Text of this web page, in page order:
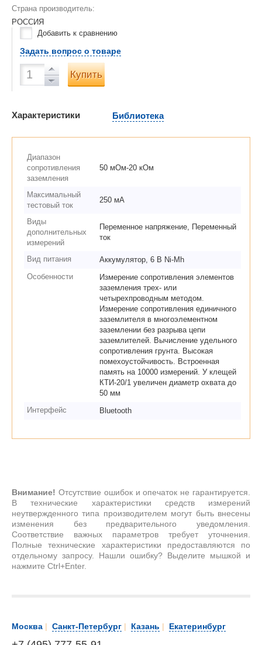
Страна производитель:
РОССИЯ
Добавить к сравнению
Задать вопрос о товаре
Купить
Характеристики Библиотека
Диапазон
сопротивления
заземления
50 мОм-20 кОм
Максимальный
тестовый ток
250 мА
Виды
дополнительных
измерений
Переменное напряжение, Переменный
ток
Вид питания
Аккумулятор, 6 В Ni-Mh
Особенности
Измерение сопротивления элементов
заземления трех- или
четырехпроводным методом.
Измерение сопротивления единичного
заземлителя в многоэлементном
заземлении без разрыва цепи
заземлителей. Вычисление удельного
сопротивления грунта. Высокая
помехоустойчивость. Встроенная
память на 10000 измерений. У клещей
КТИ-20/1 увеличен диаметр охвата до
50 мм
Интерфейс
Bluetooth
Внимание! Отсутствие ошибок и опечаток не гарантируется.
В технические характеристики средств измерений
неутвержденного типа производителем могут быть внесены
изменения без предварительного уведомления.
Соответствие важных параметров требует уточнения.
Полные технические характеристики предоставляются по
отдельному запросу. Нашли ошибку? Выделите мышкой и
нажмите Ctrl+Enter.
Москва | Санкт-Петербург | Казань | Екатеринбург